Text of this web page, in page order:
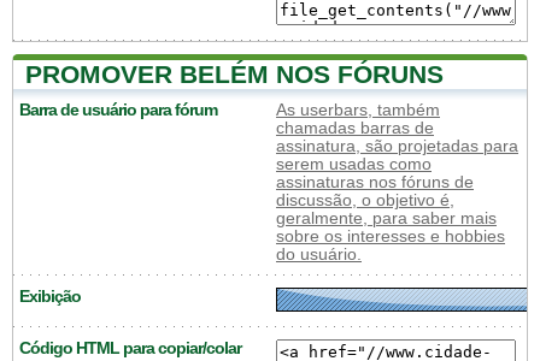
PROMOVER BELÉM NOS FÓRUNS
Barra de usuário para fórum
As userbars, também
chamadas barras de
assinatura, são projetadas para
serem usadas como
assinaturas nos fóruns de
discussão, o objetivo é,
geralmente, para saber mais
sobre os interesses e hobbies
do usuário.
Exibição
Código HTML para copiar/colar